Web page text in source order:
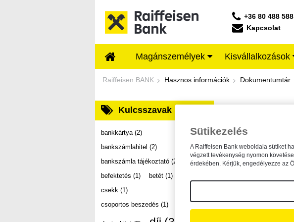
+36 80 488 588
Kapcsolat
Magánszemélyek Kisvállalkozások
Dokumentumtár - Raiffeisen
Raiffeisen BANK Hasznos információk Dokumentumtár
Kulcsszavak
bankkártya (2)
bankszámlahitel (2)
bankszámla tájékoztató (2)
befektetés (1) betét (1)
csekk (1)
csoportos beszedés (1)
A dokumentum
Sütikezelés
A Raiffeisen Bank weboldala sütiket
végzett tevékenység nyomon
érdekében. Kérjük, engedélyezze az